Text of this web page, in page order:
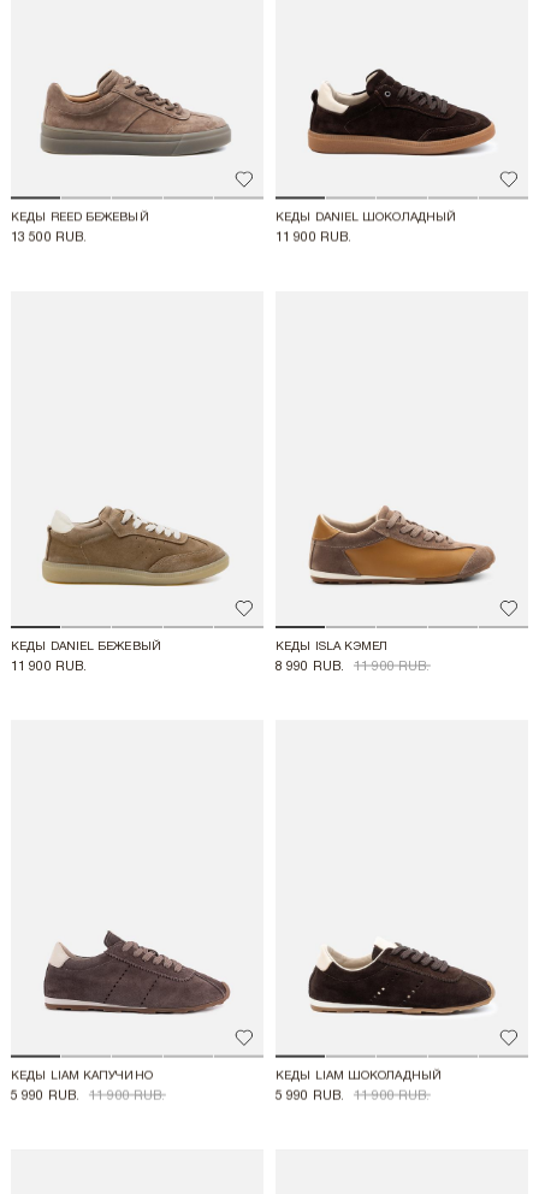
Добавить в избранное
КЕДЫ REED БЕЖЕВЫЙ
13 500 RUB.
КЕДЫ DANIEL ШОКОЛАДНЫЙ
11 900 RUB.
Добавить в избранное
КЕДЫ DANIEL БЕЖЕВЫЙ
11 900 RUB.
КЕДЫ ISLA КЭМЕЛ
8 990 RUB. 11 900 RUB.
Добавить в избранное
КЕДЫ LIAM КАПУЧИНО
5 990 RUB. 11 900 RUB.
КЕДЫ LIAM ШОКОЛАДНЫЙ
5 990 RUB. 11 900 RUB.